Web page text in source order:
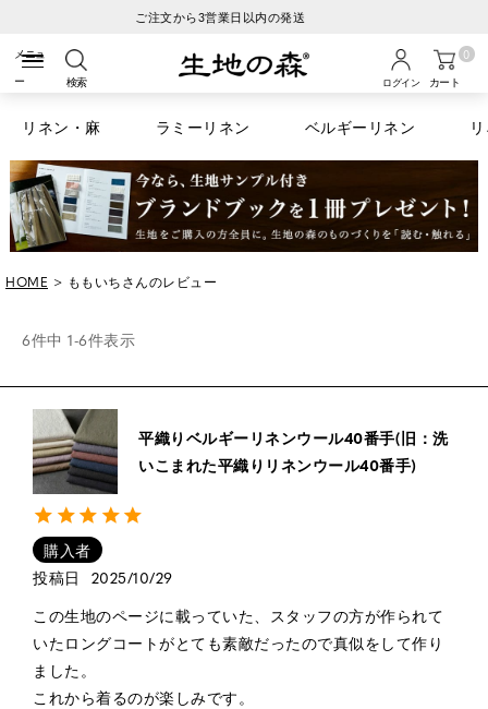
税込6600円以上のお買い物で送料無料
検索 ログイン カート
0
リネン・麻 ラミーリネン ベルギーリネン
HOME ももいちさんのレビュー
6件中 1-6件表示
平織りベルギーリネンウール40番手(旧：洗
いこまれた平織りリネンウール40番手)
購入者
投稿日
2025/10/29
この生地のページに載っていた、スタッフの方が作られて
いたロングコートがとても素敵だったので真似をして作り
ました。
これから着るのが楽しみです。